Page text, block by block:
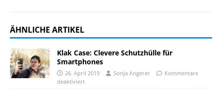
ÄHNLICHE ARTIKEL
Klak Case: Clevere Schutzhülle für
Smartphones
26. April 2019 Sonja Angerer
Kommentare
deaktiviert